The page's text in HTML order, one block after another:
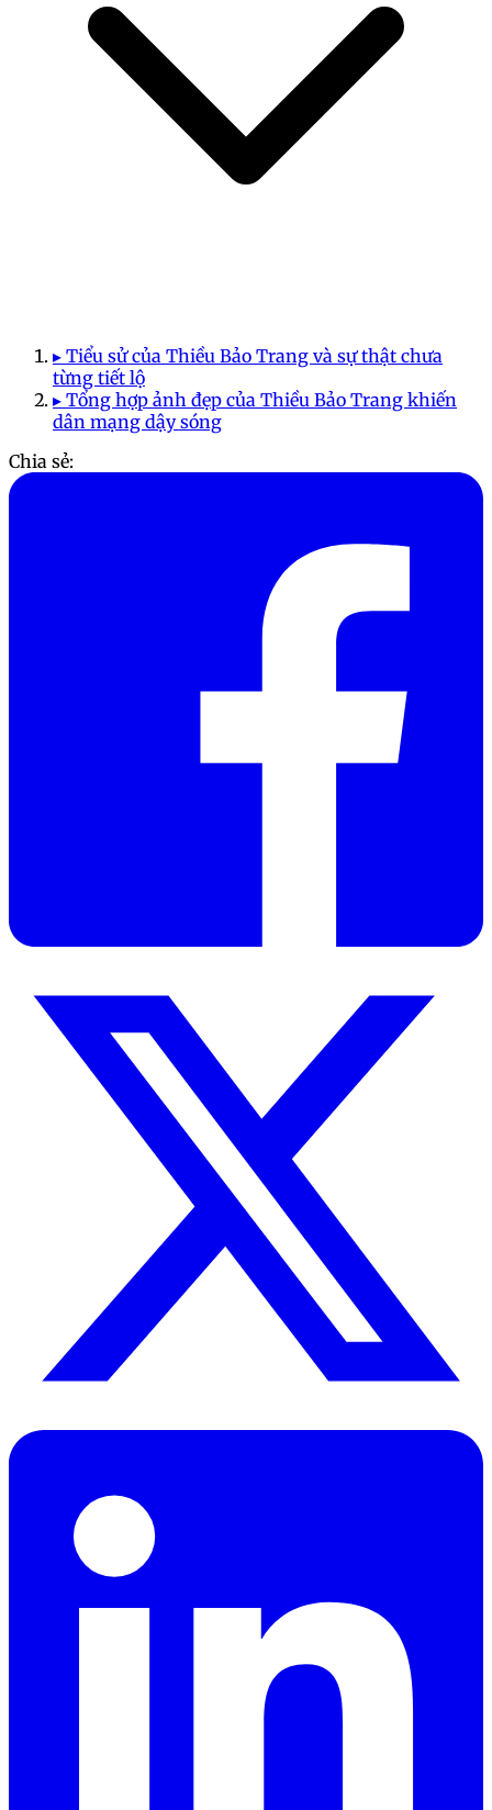
▸ Tiểu sử của Thiều Bảo Trang và sự thật chưa
từng tiết lộ
▸ Tổng hợp ảnh đẹp của Thiều Bảo Trang khiến
dân mạng dậy sóng
Chia sẻ: